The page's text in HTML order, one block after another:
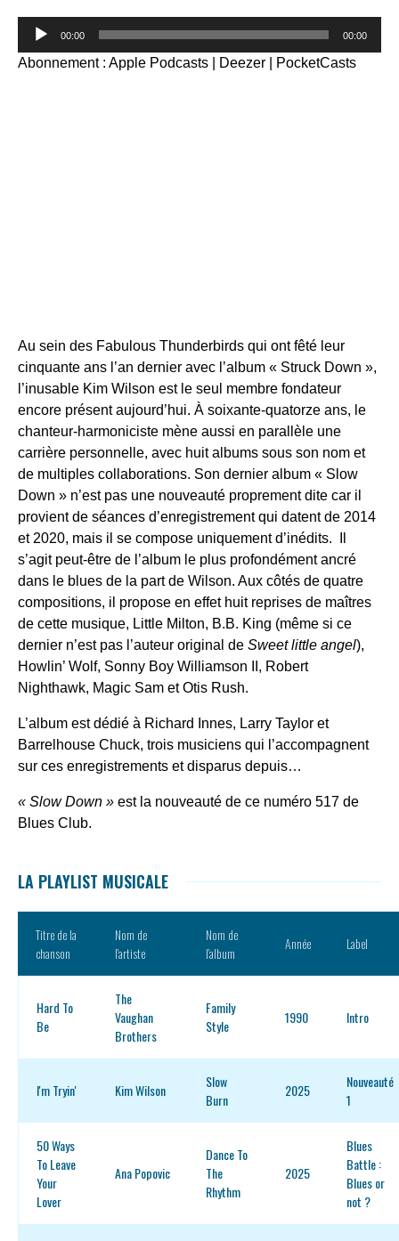
Lecteur
00:00 00:00
Abonnement : Apple Podcasts Deezer PocketCasts
Au sein des Fabulous Thunderbirds qui ont fêté leur
cinquante ans l’an dernier avec l’album « Struck Down »,
l’inusable Kim Wilson est le seul membre fondateur
encore présent aujourd’hui. À soixante-quatorze ans, le
chanteur-harmoniciste mène aussi en parallèle une
carrière personnelle, avec huit albums sous son nom et
de multiples collaborations. Son dernier album « Slow
Down » n’est pas une nouveauté proprement dite car il
provient de séances d’enregistrement qui datent de 2014
et 2020, mais il se compose uniquement d’inédits. Il
s’agit peut-être de l’album le plus profondément ancré
dans le blues de la part de Wilson. Aux côtés de quatre
compositions, il propose en effet huit reprises de maîtres
de cette musique, Little Milton, B.B. King (même si ce
dernier n’est pas l’auteur original de Sweet little angel),
Howlin’ Wolf, Sonny Boy Williamson II, Robert
Nighthawk, Magic Sam et Otis Rush.
L’album est dédié à Richard Innes, Larry Taylor et
Barrelhouse Chuck, trois musiciens qui l’accompagnent
sur ces enregistrements et disparus depuis…
« Slow Down » est la nouveauté de ce numéro 517 de
Blues Club.
LA PLAYLIST MUSICALE
Titre de la
chanson
Nom de
l’artiste
Nom de
l’album
Année Label
Hard To
Be
The
Vaughan
Brothers
Family
Style
1990 Intro
I'm Tryin' Kim Wilson
Slow
Burn
2025
Nouveauté
1
50 Ways
To Leave
Your
Lover
Ana Popovic
Dance To
The
Rhythm
2025
Blues
Battle :
Blues or
not ?